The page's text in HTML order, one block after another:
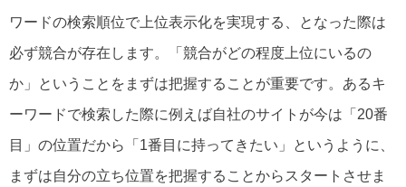
ワードの検索順位で上位表示化を実現する、となった際は
必ず競合が存在します。「競合がどの程度上位にいるの
か」ということをまずは把握することが重要です。あるキ
ーワードで検索した際に例えば自社のサイトが今は「20番
目」の位置だから「1番目に持ってきたい」というように、
まずは自分の立ち位置を把握することからスタートさせま